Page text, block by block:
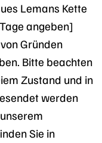
Lemans Kette
angeben]
Gründen
Bitte beachten
Zustand und in
werden
Sie in